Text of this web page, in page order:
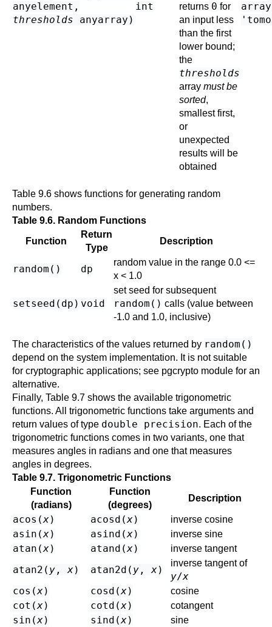
anyelement ,
thresholds
anyarray )
int
returns 0 for
an input less
than the first
lower bound;
the
thresholds
array must be
sorted,
smallest first,
or
unexpected
results will be
obtained
Table 9.6 shows functions for generating random
numbers.
Table 9.6. Random Functions
Function
Return
Type
Description
random() dp
random value in the range 0.0 <=
x < 1.0
setseed( dp ) void
set seed for subsequent
random() calls (value between
-1.0 and 1.0, inclusive)
The characteristics of the values returned by random()
depend on the system implementation. It is not suitable
for cryptographic applications; see pgcrypto module for an
alternative.
Finally, Table 9.7 shows the available trigonometric
functions. All trigonometric functions take arguments and
return values of type double precision. Each of the
trigonometric functions comes in two variants, one that
measures angles in radians and one that measures
angles in degrees.
Table 9.7. Trigonometric Functions
Function
(radians)
Function
(degrees)
Description
acos(x) acosd(x) inverse cosine
asin(x) asind(x) inverse sine
atan(x) atand(x) inverse tangent
atan2( y ,x) atan2d( y ,x)
inverse tangent of
y/x
cos(x) cosd(x) cosine
cot(x) cotd(x) cotangent
sin(x) sind(x) sine